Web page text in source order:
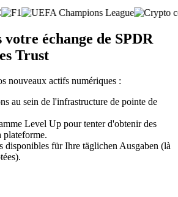
échange de SPDR
Trust
nouveaux actifs numériques :
au sein de l'infrastructure de pointe de
Level Up pour tenter d'obtenir des
plateforme.
disponibles für Ihre täglichen Ausgaben (là